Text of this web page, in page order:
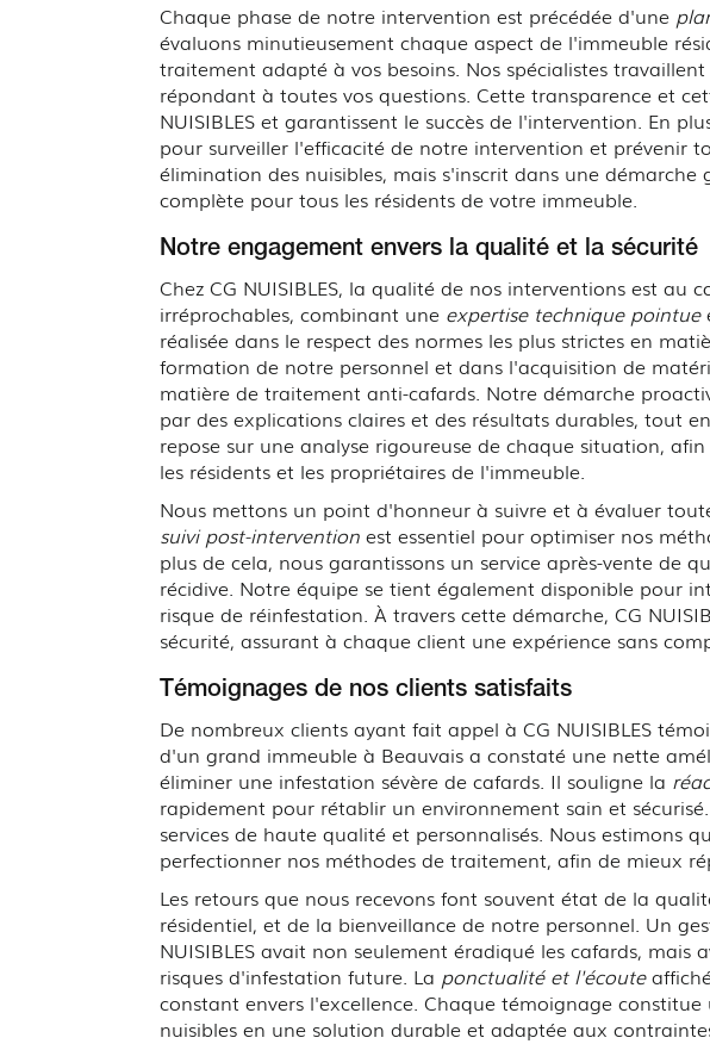
Chaque phase de notre intervention est précédée d'une
évaluons minutieusement chaque aspect de l'immeuble
traitement adapté à vos besoins. Nos spécialistes
répondant à toutes vos questions. Cette transparence et
NUISIBLES et garantissent le succès de l'intervention. En
pour surveiller l'efficacité de notre intervention et prévenir
élimination des nuisibles, mais s'inscrit dans une
complète pour tous les résidents de votre immeuble.
Notre engagement envers la qualité et la sécurité
Chez CG NUISIBLES, la qualité de nos interventions est
irréprochables, combinant une expertise technique pointue
réalisée dans le respect des normes les plus strictes en
formation de notre personnel et dans l'acquisition de
matière de traitement anti-cafards. Notre démarche
par des explications claires et des résultats durables, tout
repose sur une analyse rigoureuse de chaque situation,
les résidents et les propriétaires de l'immeuble.
Nous mettons un point d'honneur à suivre et à évaluer
suivi post-intervention est essentiel pour optimiser nos
plus de cela, nous garantissons un service après-vente de
récidive. Notre équipe se tient également disponible pour
risque de réinfestation. À travers cette démarche, CG
sécurité, assurant à chaque client une expérience sans
Témoignages de nos clients satisfaits
De nombreux clients ayant fait appel à CG NUISIBLES
d'un grand immeuble à Beauvais a constaté une nette
éliminer une infestation sévère de cafards. Il souligne la
rapidement pour rétablir un environnement sain et
services de haute qualité et personnalisés. Nous
perfectionner nos méthodes de traitement, afin de mieux
Les retours que nous recevons font souvent état de la
résidentiel, et de la bienveillance de notre personnel. Un
NUISIBLES avait non seulement éradiqué les cafards,
risques d'infestation future. La ponctualité et l'écoute
constant envers l'excellence. Chaque témoignage
nuisibles en une solution durable et adaptée aux